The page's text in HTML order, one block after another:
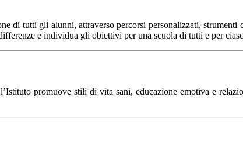
di tutti gli alunni, attraverso percorsi personalizzati,
e individua gli obiettivi per una scuola di tutti e per
promuove stili di vita sani, educazione emotiva e